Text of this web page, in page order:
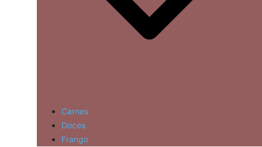
Carnes
Doces
Frango